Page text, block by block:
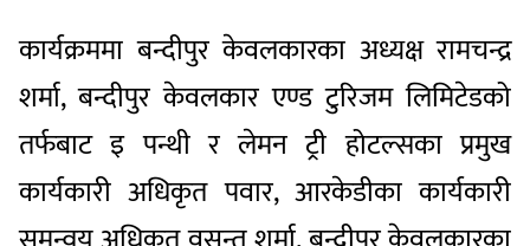
कार्यक्रममा बन्दीपुर केवलकारका अध्यक्ष रामचन्द्र
शर्मा, बन्दीपुर केवलकार एण्ड टुरिजम लिमिटेडको
तर्फबाट इ पन्थी र लेमन ट्री होटल्सका प्रमुख
कार्यकारी अधिकृत पवार, आरकेडीका कार्यकारी